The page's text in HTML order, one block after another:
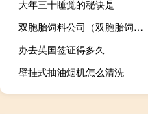
大年三十睡觉的秘诀是
双胞胎饲料公司（双胞胎饲料有限公司官网）
办去英国签证得多久
壁挂式抽油烟机怎么清洗